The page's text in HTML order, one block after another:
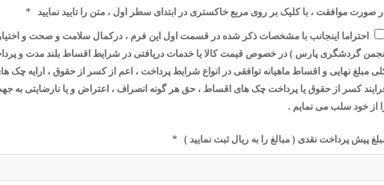
صورت موافقت ، با کلیک بر روی مربع خاکستری در ابتدای سطر اول ، متن را تایید نمایید *
احتراما اینجانب با مشخصات ذکر شده در قسمت اول این فرم ، درکمال سلامت و صحت و
انجمن گردشگری پارس ) در خصوص قیمت کالا یا خدمات دریافتی در شرایط اقساط بلند مدت و
مبلغ نهایی و اقساط ماهیانه توافقی در انواع شرایط پرداخت ، اعم از کسر از حقوق ، ارایه چک
کسر از حقوق یا پرداخت چک های اقساط ، حق هر گونه انصراف ، اعتراض و یا نارضایتی به
از خود سلب می نمایم .
پیش پرداخت نقدی ( مبالغ را به ریال ثبت نمایید ) *